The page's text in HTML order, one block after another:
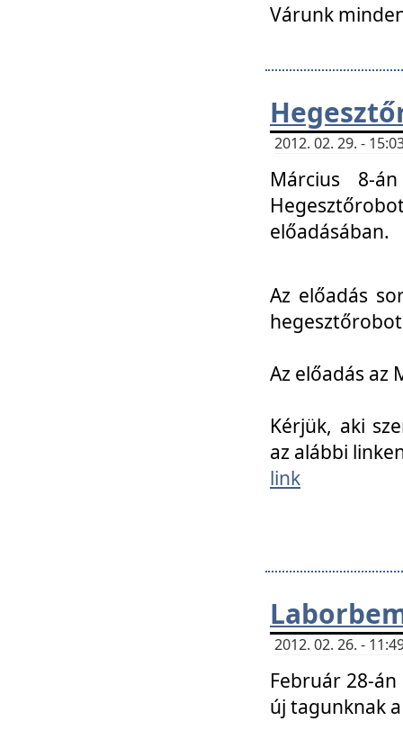
Várunk
2012. 02. 29. -
Március 8-
előadásában.
Az előadás
Az előadás az
Kérjük, aki
az alábbi
link
2012. 02. 26. -
Február 28-
új tagunknak